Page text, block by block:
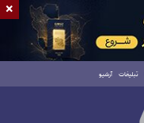
تبلیغات آرشیو
×